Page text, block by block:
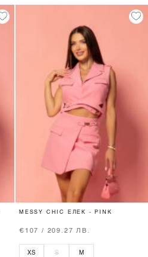
MESSY CHIC ЕЛЕК - PINK
€107 / 209.27 ЛВ.
XS S M